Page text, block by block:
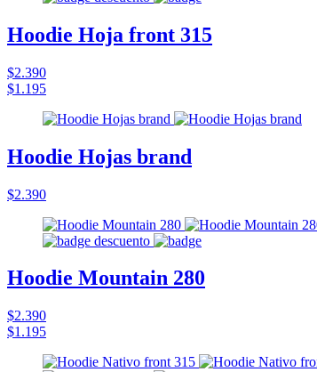
Hoodie Hoja front 315
$2.390
$1.195
Hoodie Hojas brand
$2.390
Hoodie Mountain 280
$2.390
$1.195